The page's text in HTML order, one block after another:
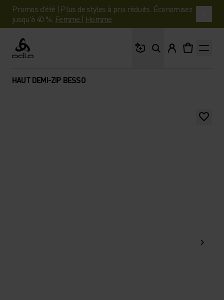
Promos d'été | Plus de styles à prix réduits. Économisez
jusqu'à 40 %. Femme | Homme
Odlo
HAUT DEMI-ZIP BESSO